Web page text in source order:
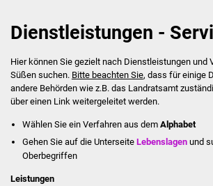
Dienstleistungen -
Hier können Sie gezielt nach Dienstleistungen und
Süßen suchen. Bitte beachten Sie, dass für einige
andere Behörden wie z.B. das Landratsamt
über einen Link weitergeleitet werden.
Wählen Sie ein Verfahren aus dem Alphabet
Gehen Sie auf die UnterseiteLebenslagen und
Oberbegriffen
Leistungen